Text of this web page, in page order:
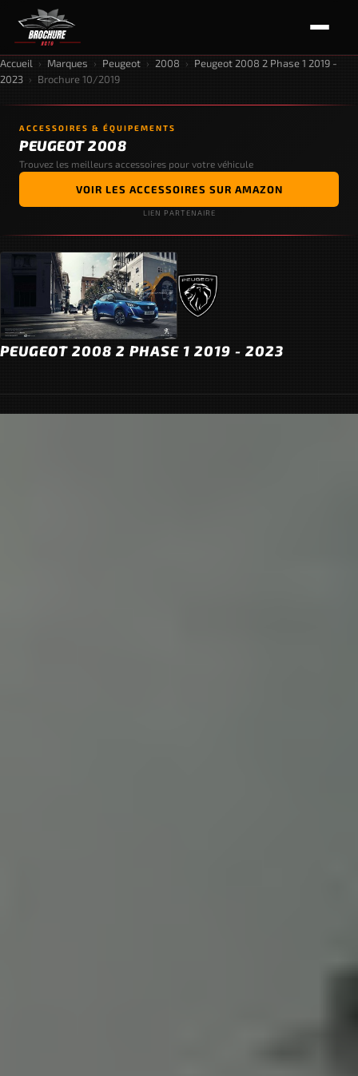
Accueil › Marques › Peugeot › 2008 › Peugeot 2008 2 Phase 1 2019 -
2023 › Brochure 10/2019
ACCESSOIRES & ÉQUIPEMENTS
PEUGEOT 2008
Trouvez les meilleurs accessoires pour votre véhicule
VOIR LES ACCESSOIRES SUR AMAZON
LIEN PARTENAIRE
PEUGEOT 2008 2 PHASE 1 2019 - 2023